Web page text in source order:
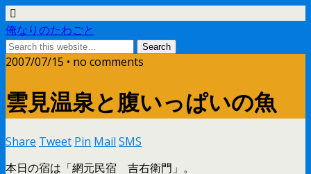
俺なりのたわごと
2007/07/15 • no comments
雲見温泉と腹いっぱいの魚
Share Tweet Pin Mail SMS
本日の宿は「網元民宿 吉右衛門」。